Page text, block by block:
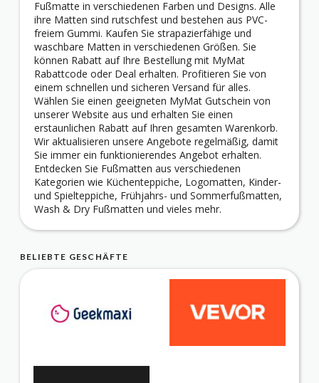
Fußmatte in verschiedenen Farben und Designs. Alle
ihre Matten sind rutschfest und bestehen aus PVC-
freiem Gummi. Kaufen Sie strapazierfähige und
waschbare Matten in verschiedenen Größen. Sie
können Rabatt auf Ihre Bestellung mit MyMat
Rabattcode oder Deal erhalten. Profitieren Sie von
einem schnellen und sicheren Versand für alles.
Wählen Sie einen geeigneten MyMat Gutschein von
unserer Website aus und erhalten Sie einen
erstaunlichen Rabatt auf Ihren gesamten Warenkorb.
Wir aktualisieren unsere Angebote regelmäßig, damit
Sie immer ein funktionierendes Angebot erhalten.
Entdecken Sie Fußmatten aus verschiedenen
Kategorien wie Küchenteppiche, Logomatten, Kinder-
und Spielteppiche, Frühjahrs- und Sommerfußmatten,
Wash & Dry Fußmatten und vieles mehr.
BELIEBTE GESCHÄFTE